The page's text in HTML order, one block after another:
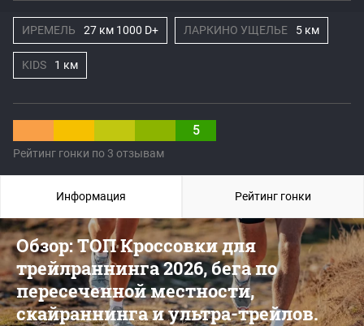
5
Рейтинг гонки по 3 отзывам
ИРЕМЕЛЬ 27 км 1000 D+ ЛАРКИНО УЩЕЛЬЕ 5 км
KIDS 1 км
Обзор: ТОП Кроссовки для
трейлраннинга 2026, бега по
пересеченной местности,
скайраннинга и ультра-трейлов.
Информация Рейтинг гонки